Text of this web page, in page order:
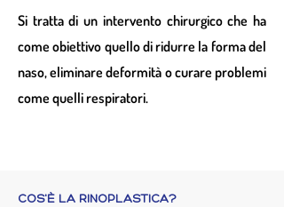
Si tratta di un intervento chirurgico che ha
come obiettivo quello di ridurre la forma del
naso, eliminare deformità o curare problemi
come quelli respiratori.
COS'È LA RINOPLASTICA?